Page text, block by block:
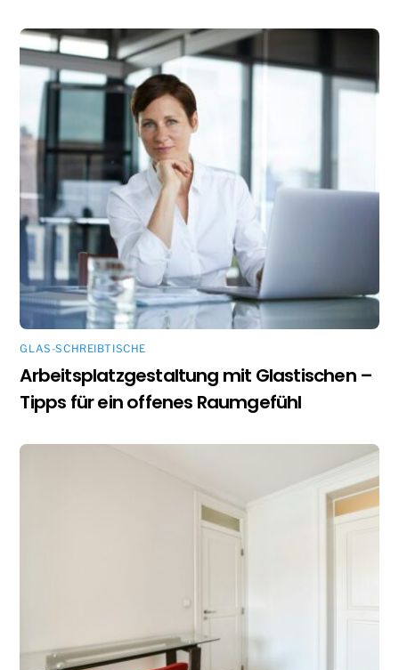
GLAS-SCHREIBTISCHE
Arbeitsplatzgestaltung mit Glastischen –
Tipps für ein offenes Raumgefühl